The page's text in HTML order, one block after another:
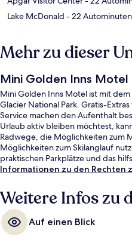
Lake McDonald - 22 Autominuten
Mehr zu dieser
Mini Golden Inns Motel
Mini Golden Inns Motel ist mit
Glacier National Park. Gratis-
Service machen den Aufenthalt
Urlaub aktiv bleiben möchtest,
Radwege, die Möglichkeiten zum
Möglichkeiten zum Skilanglauf
praktischen Parkplätze und das
Informationen zu den Rechten
Weitere Infos zu
Auf einen Blick